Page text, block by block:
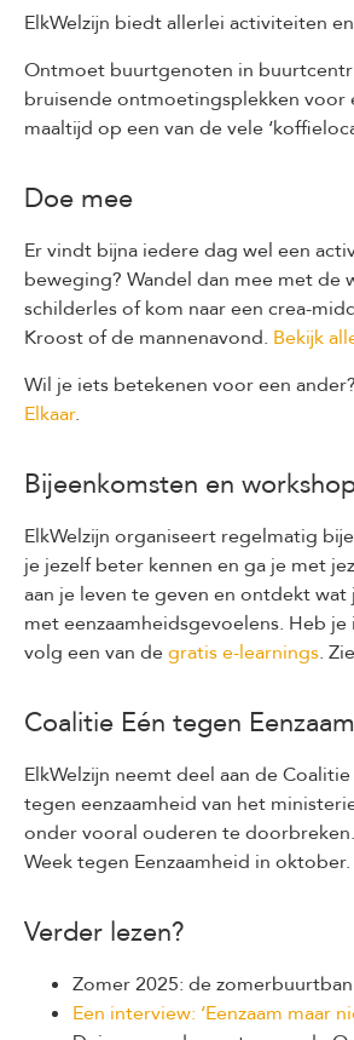
ElkWelzijn biedt allerlei activiteiten
Ontmoet buurtgenoten in
bruisende ontmoetingsplekken
maaltijd op een van de vele
Doe mee
Er vindt bijna iedere dag wel een
beweging? Wandel dan mee met de
schilderles of kom naar een crea-
Kroost of de mannenavond. Bekijk
Wil je iets betekenen voor een
Elkaar.
Bijeenkomsten en
ElkWelzijn organiseert regelmatig
je jezelf beter kennen en ga je met
aan je leven te geven en ontdekt
met eenzaamheidsgevoelens. Heb
volg een van degratis e-learnings.
Coalitie Eén tegen
ElkWelzijn neemt deel aan de
tegen eenzaamheid van het
onder vooral ouderen te
Week tegen Eenzaamheid in oktober.
Verder lezen?
Zomer 2025: de
Een interview: ‘Eenzaam maar